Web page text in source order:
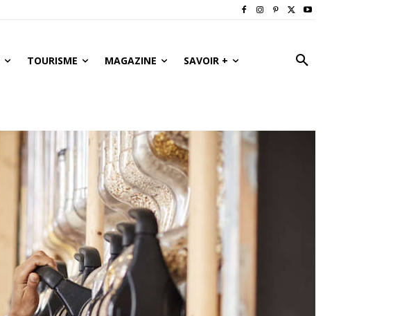
TOURISME MAGAZINE SAVOIR +